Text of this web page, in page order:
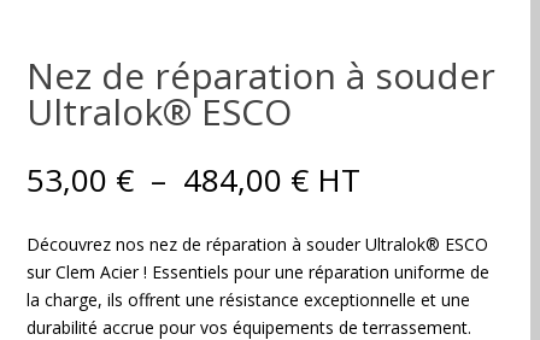
Nez de réparation à souder
Ultralok® ESCO
53,00 € – 484,00 €Plage
de
prix :
53,00 €
à
484,00 €
HT
Découvrez nos nez de réparation à souder Ultralok® ESCO
sur Clem Acier ! Essentiels pour une réparation uniforme de
la charge, ils offrent une résistance exceptionnelle et une
durabilité accrue pour vos équipements de terrassement.